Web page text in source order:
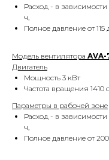
Расход - в
ч,
Полное давление от 115
Модель вентилятора AVA-
Двигатель
Мощность 3 кВт
Частота вращения 1410
Параметры в рабочей зоне
Расход - в
ч,
Полное давление от